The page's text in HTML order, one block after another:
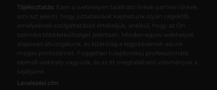
Tájékoztatás: Ezen a webhelyen található linkek partneri linkek,
ami azt jelenti, hogy juttatásokat kaphatunk olyan cégektől,
amelyeknek szolgáltatásait értékeljük, anélkül, hogy az Ön
számára többletköltséget jelentsen. Minden egyes webhelyet
alaposan átvizsgálunk, és kizárólag a legjobbaknak adunk
magas pontszámot. Független tulajdonlású professzionális
elemző webhely vagyunk, és az itt megtalálható vélemények a
sajátjaink.
Levelezési cím